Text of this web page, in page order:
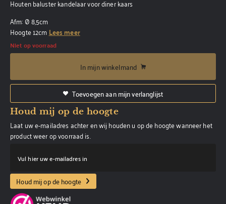
Houten baluster kandelaar voor diner kaars
Afm: Ø 8,5cm
Hoogte 12cm Lees meer
Niet op voorraad
In mijn winkelmand
Toevoegen aan mijn verlanglijst
Houd mij op de hoogte
Laat uw e-mailadres achter en wij houden u op de hoogte wanneer het
product weer op voorraad is.
Vul hier uw e-mailadres in
Houd mij op de hoogte